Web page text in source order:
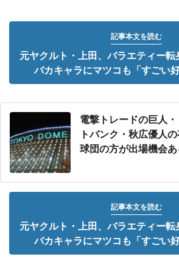
記事本文を読む
元ヤクルト・上田、バラエティー
バカキャラにマツコも「すごい
電撃トレードの巨人
トバンク・秋広優人
球団の方が出場機会
記事本文を読む
元ヤクルト・上田、バラエティー
バカキャラにマツコも「すごい